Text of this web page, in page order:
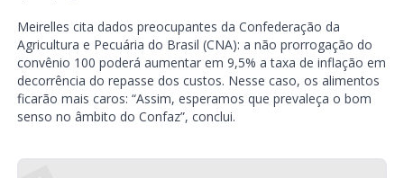
Meirelles cita dados preocupantes da Confederação da
Agricultura e Pecuária do Brasil (CNA): a não prorrogação do
convênio 100 poderá aumentar em 9,5% a taxa de inflação em
decorrência do repasse dos custos. Nesse caso, os alimentos
ficarão mais caros: “Assim, esperamos que prevaleça o bom
senso no âmbito do Confaz”, conclui.